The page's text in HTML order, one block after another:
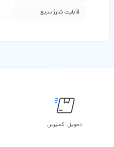
قابلیت شارژ سریع
تحویل اکسپرس